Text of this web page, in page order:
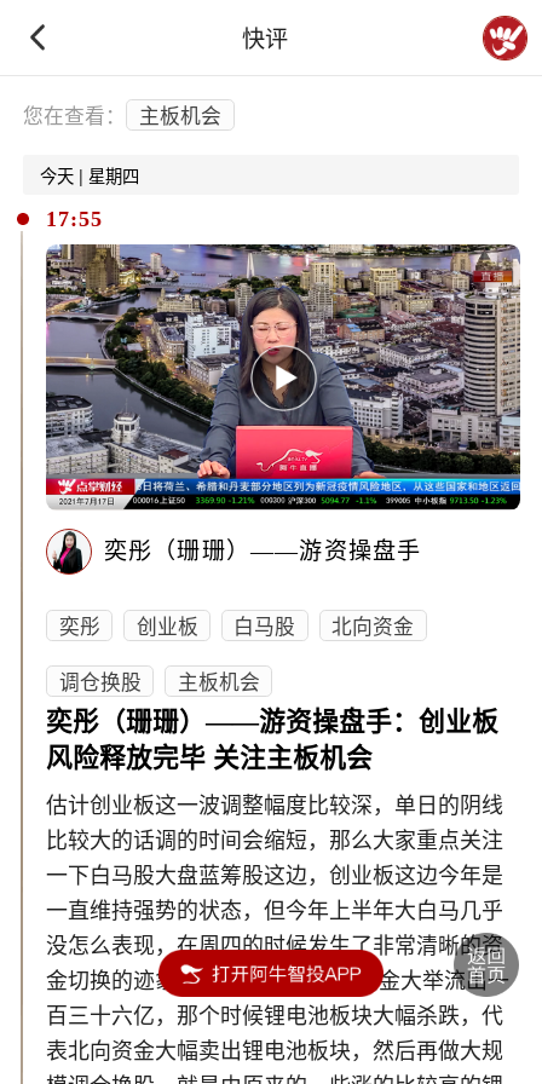
快评
下拉刷新
您在查看： 主板机会
今天 | 星期四
17:55
奕彤（珊珊）——游资操盘手
奕彤 创业板 白马股
北向资金
调仓换股
主板机会
奕彤（珊珊）——游资操盘手：创业板
风险释放完毕 关注主板机会
估计创业板这一波调整幅度比较深，单日的阴线
比较大的话调的时间会缩短，那么大家重点关注
一下白马股大盘蓝筹股这边，创业板这边今年是
一直维持强势的状态，但今年上半年大白马几乎
没怎么表现，在周四的时候发生了非常清晰的资
金切换的迹象,周三的时候，北向资金大举流出一
百三十六亿，那个时候锂电池板块大幅杀跌，代
表北向资金大幅卖出锂电池板块，然后再做大规